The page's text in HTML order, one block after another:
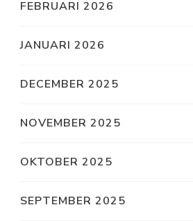
FEBRUARI 2026
JANUARI 2026
DECEMBER 2025
NOVEMBER 2025
OKTOBER 2025
SEPTEMBER 2025